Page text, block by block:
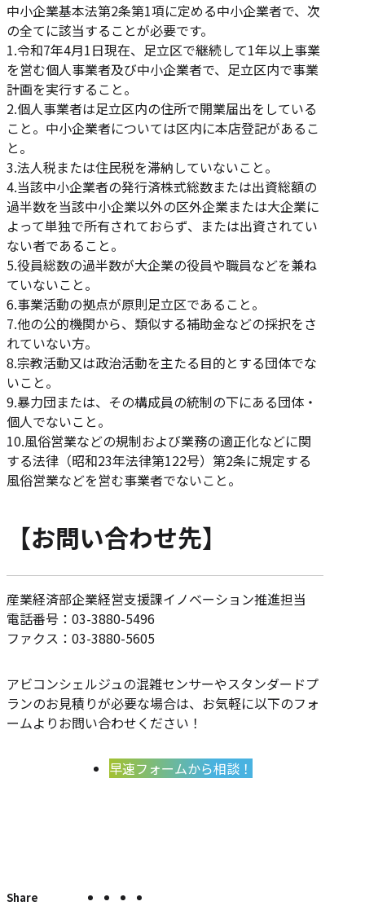
中小企業基本法第2条第1項に定める中小企業者で、次
の全てに該当することが必要です。
1.令和7年4月1日現在、足立区で継続して1年以上事業
を営む個人事業者及び中小企業者で、足立区内で事業
計画を実行すること。
2.個人事業者は足立区内の住所で開業届出をしている
こと。中小企業者については区内に本店登記があるこ
と。
3.法人税または住民税を滞納していないこと。
4.当該中小企業者の発行済株式総数または出資総額の
過半数を当該中小企業以外の区外企業または大企業に
よって単独で所有されておらず、または出資されてい
ない者であること。
5.役員総数の過半数が大企業の役員や職員などを兼ね
ていないこと。
6.事業活動の拠点が原則足立区であること。
7.他の公的機関から、類似する補助金などの採択をさ
れていない方。
8.宗教活動又は政治活動を主たる目的とする団体でな
いこと。
9.暴力団または、その構成員の統制の下にある団体・
個人でないこと。
10.風俗営業などの規制および業務の適正化などに関
する法律（昭和23年法律第122号）第2条に規定する
風俗営業などを営む事業者でないこと。
【お問い合わせ先】
産業経済部企業経営支援課イノベーション推進担当
電話番号：03-3880-5496
ファクス：03-3880-5605
アビコンシェルジュの混雑センサーやスタンダードプ
ランのお見積りが必要な場合は、お気軽に以下のフォ
ームよりお問い合わせください！
早速フォームから相談！
X Facebook
LINE